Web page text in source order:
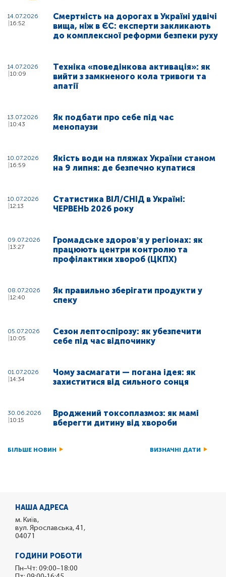
14.07.2026
16:52
Смертність на дорогах в Україні удвічі
вища, ніж в ЄС: експерти закликають
до комплексної реформи безпеки руху
14.07.2026
10:09
Техніка «поведінкова активація»: як
вийти з замкненого кола тривоги та
апатії
13.07.2026
10:43
Як подбати про себе під час
менопаузи
10.07.2026
16:59
Якість води на пляжах України станом
на 9 липня: де безпечно купатися
10.07.2026
12:13
Статистика ВІЛ/СНІД в Україні:
ЧЕРВЕНЬ 2026 року
09.07.2026
13:27
Громадське здоровʼя у регіонах: як
працюють центри контролю та
профілактики хвороб (ЦКПХ)
08.07.2026
12:40
Як правильно зберігати продукти у
спеку
05.07.2026
10:05
Сезон лептоспірозу: як убезпечити
себе під час відпочинку
01.07.2026
14:34
Чому засмагати — погана ідея: як
захиститися від сильного сонця
30.06.2026
10:15
Вроджений токсоплазмоз: як мамі
вберегти дитину від хвороби
БІЛЬШЕ НОВИН ВИЗНАЧНІ ДАТИ
НАША АДРЕСА
м. Київ,
вул. Ярославська, 41,
04071
ГОДИНИ РОБОТИ
Пн–Чт: 09:00–18:00